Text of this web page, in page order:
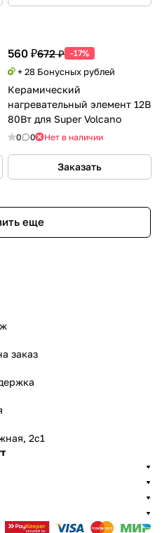
560 ₽672 ₽ -17%
+ 28 Бонусных рублей
Керамический
нагревательный элемент 12В
80Вт для Super Volcano
0 0 Нет в наличии
Заказать
еще
заказ
2с1